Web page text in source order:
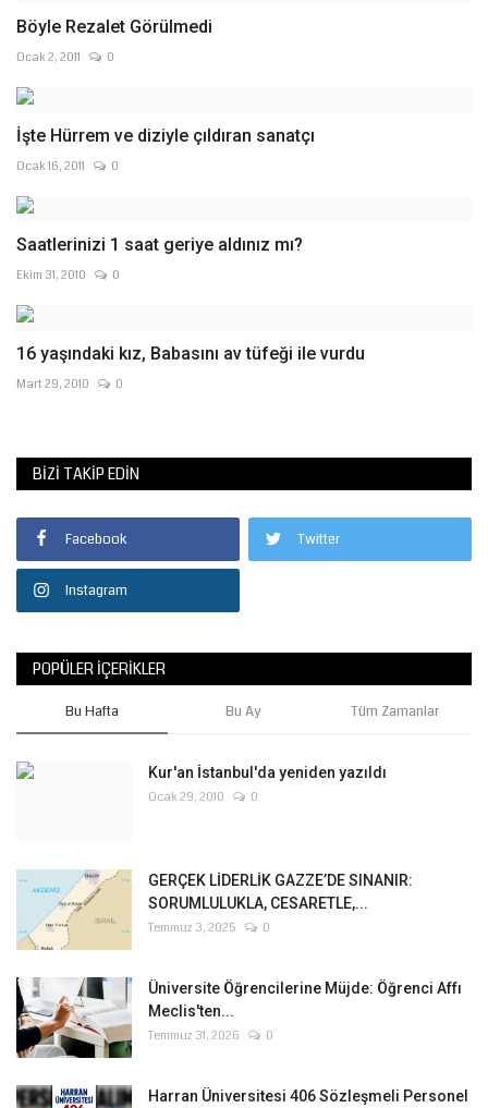
Böyle Rezalet Görülmedi
Ocak 2, 2011 0
İşte Hürrem ve diziyle çıldıran sanatçı
Ocak 16, 2011 0
Saatlerinizi 1 saat geriye aldınız mı?
Ekim 31, 2010 0
16 yaşındaki kız, Babasını av tüfeği ile vurdu
Mart 29, 2010 0
BIZI TAKIP EDIN
Facebook Twitter
Instagram
POPÜLER İÇERIKLER
Bu Hafta Bu Ay Tüm Zamanlar
Kur'an İstanbul'da yeniden yazıldı
Ocak 29, 2010 0
GERÇEK LİDERLİK GAZZE’DE SINANIR:
SORUMLULUKLA, CESARETLE,...
Temmuz 3, 2025 0
Üniversite Öğrencilerine Müjde: Öğrenci Affı
Meclis'ten...
Temmuz 31, 2026 0
Harran Üniversitesi 406 Sözleşmeli Personel